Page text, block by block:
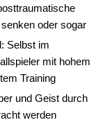
oder sogar
Selbst im
mit hohem
Training
und Geist durch
werden